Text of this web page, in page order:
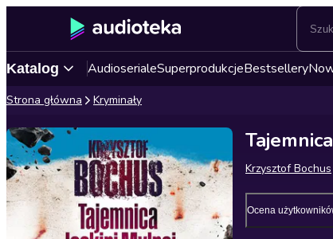
Katalog AudioserialeSuperprodukcjeBestsellery
Strona główna Kryminały
Krzysztof Bochus
Ocena